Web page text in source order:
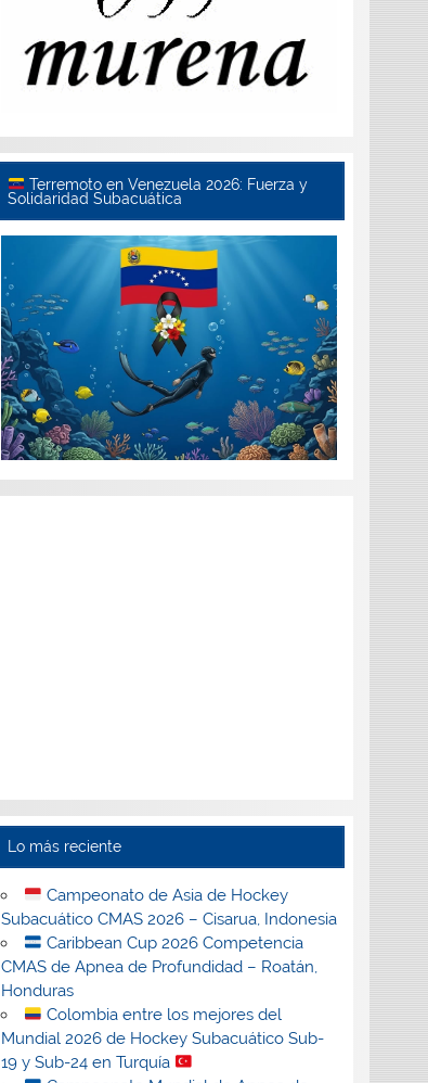
Terremoto en Venezuela 2026: Fuerza y
Solidaridad Subacuática
Lo más reciente
Campeonato de Asia de Hockey
Subacuático CMAS 2026 – Cisarua, Indonesia
Caribbean Cup 2026 Competencia
CMAS de Apnea de Profundidad – Roatán,
Honduras
Colombia entre los mejores del
Mundial 2026 de Hockey Subacuático Sub-
19 y Sub-24 en Turquía